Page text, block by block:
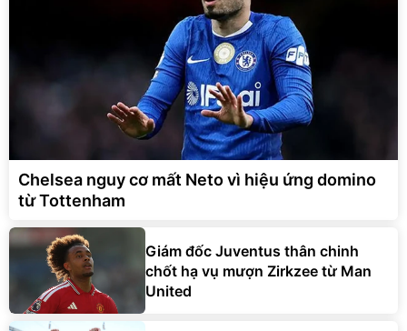
Chelsea nguy cơ mất Neto vì hiệu ứng domino
từ Tottenham
Giám đốc Juventus thân chinh
chốt hạ vụ mượn Zirkzee từ Man
United